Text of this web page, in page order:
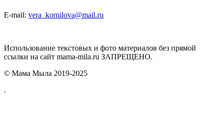
E-mail: vera_kornilova@mail.ru
Использование текстовых и фото материалов без прямой
ссылки на сайт mama-mila.ru ЗАПРЕЩЕНО.
© Мама Мыла 2019-2025
.